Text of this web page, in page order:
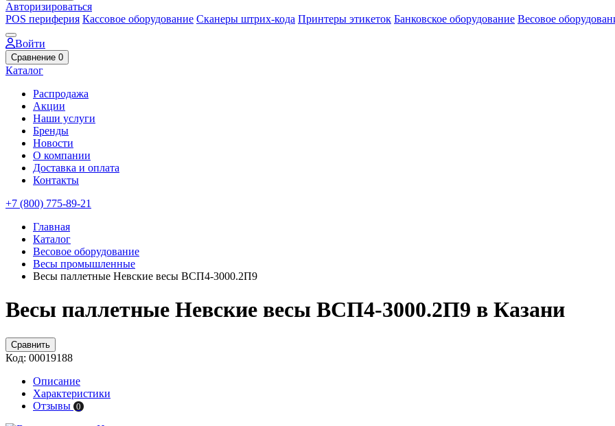
Авторизироваться
POS периферия Кассовое оборудование Сканеры штрих-кода Принтеры этикеток Банковское оборудование Весовое
Войти
Сравнение 0
Каталог
Распродажа
Акции
Наши услуги
Бренды
Новости
О компании
Доставка и оплата
Контакты
+7 (800) 775-89-21
Главная
Каталог
Весовое оборудование
Весы промышленные
Весы паллетные Невские весы ВСП4-3000.2П9
Весы паллетные Невские весы ВСП4-3000.2П9 в Казани
Сравнить
Код: 00019188
Описание
Характеристики
Отзывы 0